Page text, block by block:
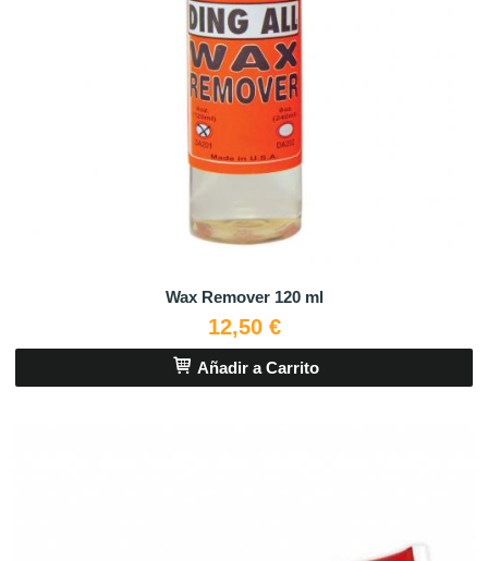
Wax Remover 120 ml
12,50 €
Añadir a Carrito